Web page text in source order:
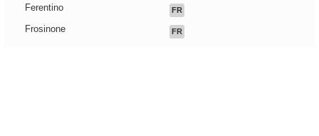
Ferentino FR
Frosinone FR